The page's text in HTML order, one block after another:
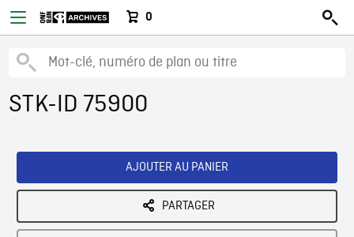
0
STK-ID 75900
AJOUTER AU PANIER
PARTAGER